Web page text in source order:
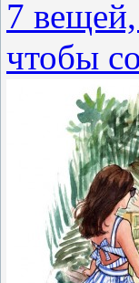
7
чтобы